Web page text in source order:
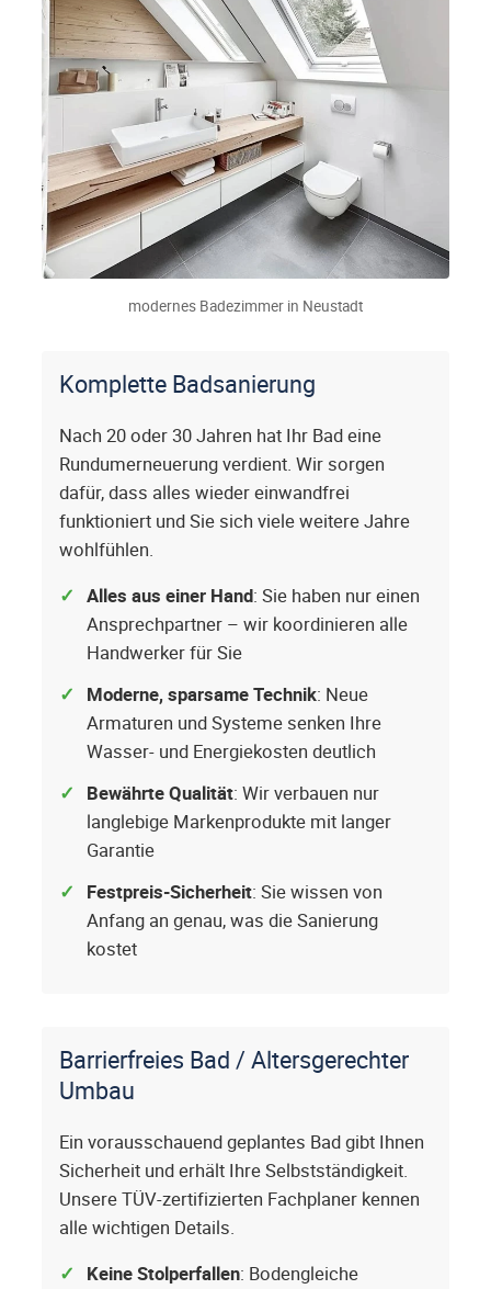
modernes Badezimmer in Neustadt
Komplette Badsanierung
Nach 20 oder 30 Jahren hat Ihr Bad eine
Rundumerneuerung verdient. Wir sorgen
dafür, dass alles wieder einwandfrei
funktioniert und Sie sich viele weitere Jahre
wohlfühlen.
Alles aus einer Hand: Sie haben nur einen
Ansprechpartner – wir koordinieren alle
Handwerker für Sie
Moderne, sparsame Technik: Neue
Armaturen und Systeme senken Ihre
Wasser- und Energiekosten deutlich
Bewährte Qualität: Wir verbauen nur
langlebige Markenprodukte mit langer
Garantie
Festpreis-Sicherheit: Sie wissen von
Anfang an genau, was die Sanierung
kostet
Barrierfreies Bad / Altersgerechter
Umbau
Ein vorausschauend geplantes Bad gibt Ihnen
Sicherheit und erhält Ihre Selbstständigkeit.
Unsere TÜV-zertifizierten Fachplaner kennen
alle wichtigen Details.
Keine Stolperfallen: Bodengleiche